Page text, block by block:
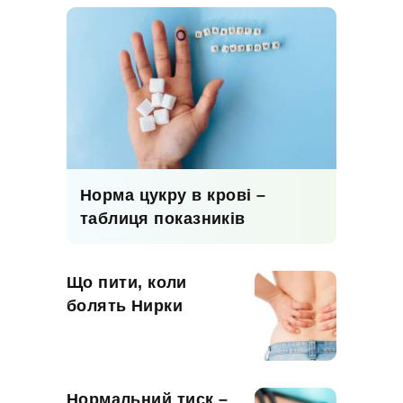
Норма цукру в крові –
таблиця показників
Що пити, коли
болять Нирки
Нормальний тиск –